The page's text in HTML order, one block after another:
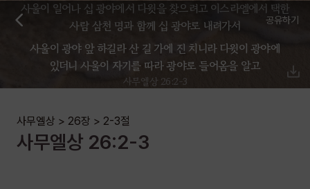
공유하기
사울이 일어나 십 광야에서 다윗을 찾으려고 이스라엘에서 택한
사람 삼천 명과 함께 십 광야로 내려가서
사울이 광야 앞 하길라 산 길 가에 진 치니라 다윗이 광야에
있더니 사울이 자기를 따라 광야로 들어옴을 알고
사무엘상 26:2-3
사무엘상 > 26장 > 2-3절
사무엘상 26:2-3